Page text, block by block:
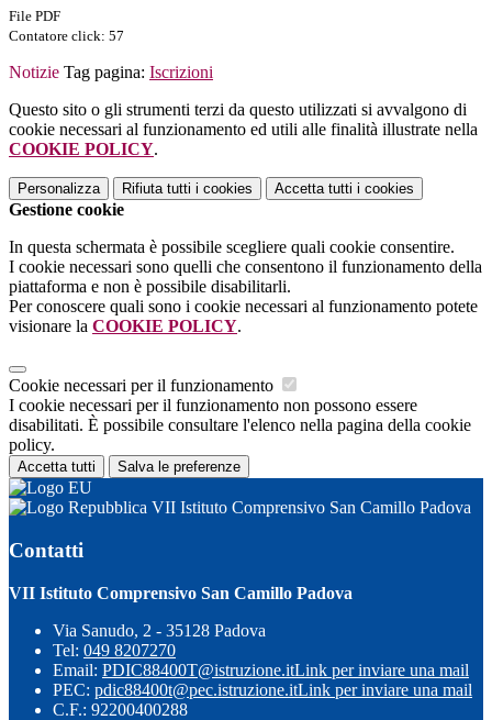
File PDF
Contatore click: 57
Notizie Tag pagina: Iscrizioni
Questo sito o gli strumenti terzi da questo utilizzati si avvalgono di
cookie necessari al funzionamento ed utili alle finalità illustrate nella
COOKIE POLICY.
Personalizza Rifiuta tutti i cookies Accetta tutti i cookies
Gestione cookie
In questa schermata è possibile scegliere quali cookie consentire.
I cookie necessari sono quelli che consentono il funzionamento della
piattaforma e non è possibile disabilitarli.
Per conoscere quali sono i cookie necessari al funzionamento potete
visionare la COOKIE POLICY.
Cookie necessari per il funzionamento
I cookie necessari per il funzionamento non possono essere
disabilitati. È possibile consultare l'elenco nella pagina della cookie
policy.
Accetta tutti Salva le preferenze
VII Istituto Comprensivo San Camillo Padova
Contatti
VII Istituto Comprensivo San Camillo Padova
Via Sanudo, 2 - 35128 Padova
Tel: 049 8207270
Email: PDIC88400T@istruzione.itLink per inviare una mail
PEC: pdic88400t@pec.istruzione.itLink per inviare una mail
C.F.: 92200400288